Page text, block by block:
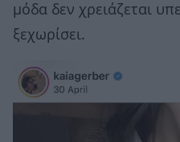
μόδα δεν χρειάζεται
ξεχωρίσει.